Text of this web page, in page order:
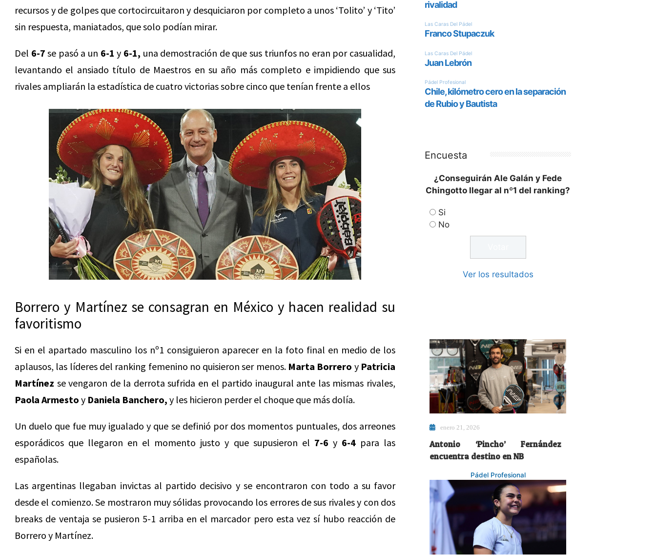
recursos y de golpes que cortocircuitaron y desquiciaron por completo a unos ‘Tolito’ y ‘Tito’
sin respuesta, maniatados, que solo podían mirar.
Del 6-7 se pasó a un 6-1 y 6-1, una demostración de que sus triunfos no eran por casualidad,
levantando el ansiado título de Maestros en su año más completo e impidiendo que sus
rivales ampliarán la estadística de cuatro victorias sobre cinco que tenían frente a ellos
Borrero y Martínez se consagran en México y hacen realidad su
favoritismo
Si en el apartado masculino los nº1 consiguieron aparecer en la foto final en medio de los
aplausos, las líderes del ranking femenino no quisieron ser menos. Marta Borrero y Patricia
Martínez se vengaron de la derrota sufrida en el partido inaugural ante las mismas rivales,
Paola Armesto y Daniela Banchero, y les hicieron perder el choque que más dolía.
Un duelo que fue muy igualado y que se definió por dos momentos puntuales, dos arreones
esporádicos que llegaron en el momento justo y que supusieron el 7-6 y 6-4para las
españolas.
Las argentinas llegaban invictas al partido decisivo y se encontraron con todo a su favor
desde el comienzo. Se mostraron muy sólidas provocando los errores de sus rivales y con dos
breaks de ventaja se pusieron 5-1 arriba en el marcador pero esta vez sí hubo reacción de
Borrero y Martínez.
Encuesta
¿Conseguirán Ale Galán y Fede
Chingotto llegar al nº1 del ranking?
Si
No
Ver los resultados
enero 21, 2026
Antonio ‘Pincho’ Fernández
encuentra destino en NB
Pádel Profesional